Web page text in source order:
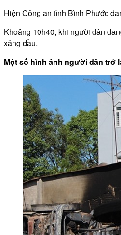
Hiện Công an tỉnh Bình Phước
Khoảng 10h40, khi người dân
xăng dầu.
Một số hình ảnh người dân trở